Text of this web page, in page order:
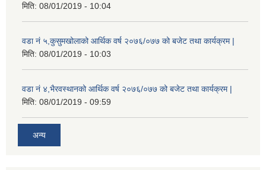
मिति: 08/01/2019 - 10:04
वडा नं ५,कुसुमखोलाको आर्थिक वर्ष २०७६/०७७ को बजेट तथा कार्यक्रम |
मिति: 08/01/2019 - 10:03
वडा नं ४,भैरवस्थानको आर्थिक वर्ष २०७६/०७७ को बजेट तथा कार्यक्रम |
मिति: 08/01/2019 - 09:59
अन्य